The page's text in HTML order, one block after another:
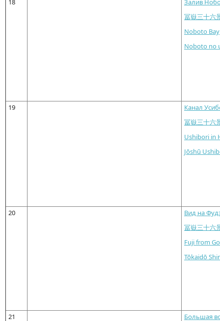
18
Залив
冨嶽三十
Noboto Bay
Noboto no
19
Канал
冨嶽三十
Ushibori in
Jōshū
20
Вид на
冨嶽三十六
Fuji from
Tōkaidō
21
Большая